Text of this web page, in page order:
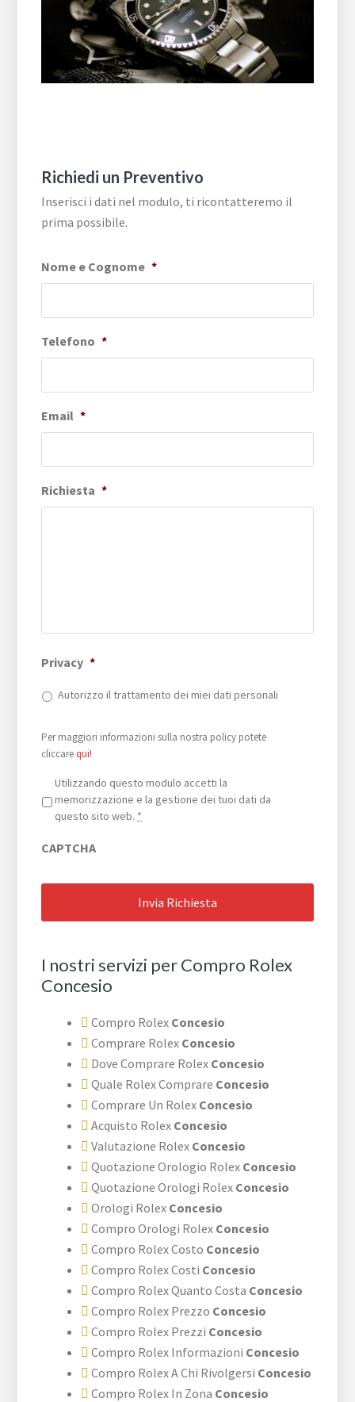
Richiedi un Preventivo
Inserisci i dati nel modulo, ti ricontatteremo il
prima possibile.
Nome e Cognome *
Telefono *
Email *
Richiesta *
Privacy *
Autorizzo il trattamento dei miei dati personali
Per maggiori informazioni sulla nostra policy potete
cliccarequi!
Privacy *
Utilizzando questo modulo accetti la
memorizzazione e la gestione dei tuoi dati da
questo sito web. *
CAPTCHA
I nostri servizi per Compro Rolex
Concesio
Compro Rolex Concesio
Comprare Rolex Concesio
Dove Comprare Rolex Concesio
Quale Rolex Comprare Concesio
Comprare Un Rolex Concesio
Acquisto Rolex Concesio
Valutazione Rolex Concesio
Quotazione Orologio Rolex Concesio
Quotazione Orologi Rolex Concesio
Orologi Rolex Concesio
Compro Orologi Rolex Concesio
Compro Rolex Costo Concesio
Compro Rolex Costi Concesio
Compro Rolex Quanto Costa Concesio
Compro Rolex Prezzo Concesio
Compro Rolex Prezzi Concesio
Compro Rolex Informazioni Concesio
Compro Rolex A Chi Rivolgersi Concesio
Compro Rolex In Zona Concesio